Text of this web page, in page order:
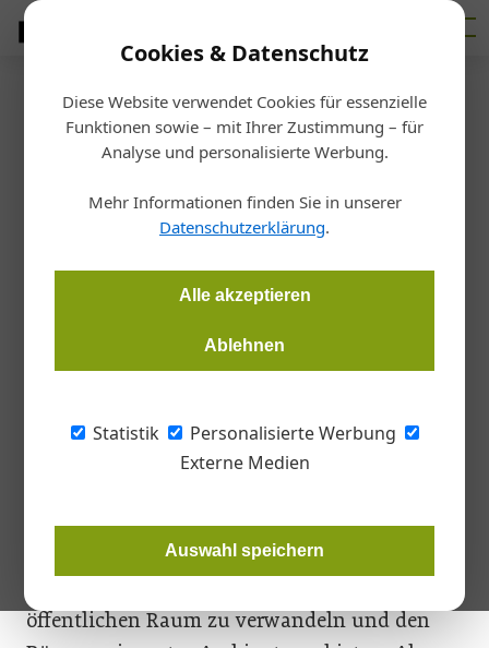
Cookies & Datenschutz
Diese Website verwendet Cookies für essenzielle
Funktionen sowie – mit Ihrer Zustimmung – für
Analyse und personalisierte Werbung.
Mehr Informationen finden Sie in unserer
Datenschutzerklärung.
Alle akzeptieren
Ablehnen
Statistik
Personalisierte Werbung
Externe Medien
Auswahl speichern
Startseite /Bauen
Artemide: Licht on demand
Redaktion 26.06.2018, 14:24 Uhr
Mit „O“ schuf Alejandro Aravena in Zusammenarbeit mt dem
Außenleuchte. Je mehr der Planet kultiviert wird, desto mehr
schätzen wir den Wert von Naturräumen.
jene, die vorausschauend genug sind, um
unberührte Teile der Natur in ihrem
öffentlichen Raum zu verwandeln und den